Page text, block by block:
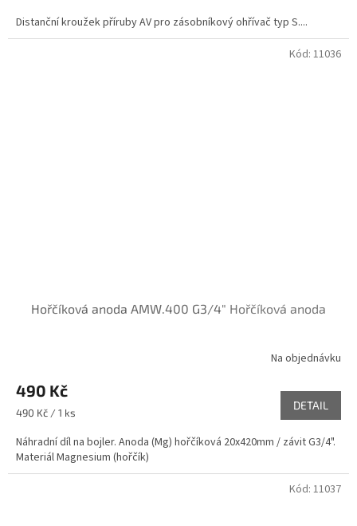
Distanční kroužek příruby AV pro zásobníkový ohřívač typ S....
Hořčíková anoda AMW.400 G3/4" Hořčíková anoda
Na objednávku
490 Kč
Měrná
490 Kč / 1 ks
DETAIL
Náhradní díl na bojler. Anoda (Mg) hořčíková 20x420mm / závit G3/4".
Materiál Magnesium (hořčík)
Kód: 11036
Kód: 11037